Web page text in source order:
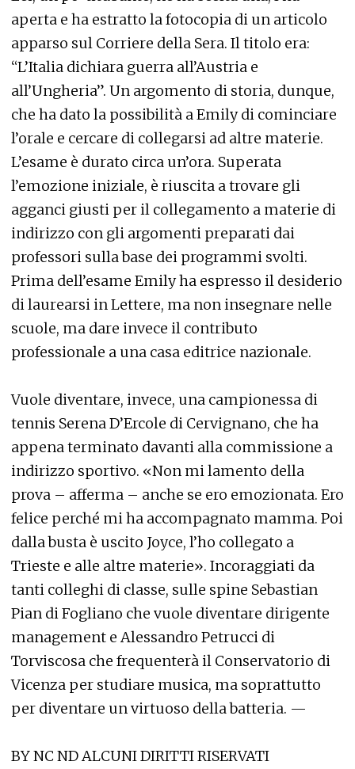
aperta e ha estratto la fotocopia di un articolo
apparso sul Corriere della Sera. Il titolo era:
“L’Italia dichiara guerra all’Austria e
all’Ungheria”. Un argomento di storia, dunque,
che ha dato la possibilità a Emily di cominciare
l’orale e cercare di collegarsi ad altre materie.
L’esame è durato circa un’ora. Superata
l’emozione iniziale, è riuscita a trovare gli
agganci giusti per il collegamento a materie di
indirizzo con gli argomenti preparati dai
professori sulla base dei programmi svolti.
Prima dell’esame Emily ha espresso il desiderio
di laurearsi in Lettere, ma non insegnare nelle
scuole, ma dare invece il contributo
professionale a una casa editrice nazionale.
Vuole diventare, invece, una campionessa di
tennis Serena D’Ercole di Cervignano, che ha
appena terminato davanti alla commissione a
indirizzo sportivo. «Non mi lamento della
prova – afferma – anche se ero emozionata. Ero
felice perché mi ha accompagnato mamma. Poi
dalla busta è uscito Joyce, l’ho collegato a
Trieste e alle altre materie». Incoraggiati da
tanti colleghi di classe, sulle spine Sebastian
Pian di Fogliano che vuole diventare dirigente
management e Alessandro Petrucci di
Torviscosa che frequenterà il Conservatorio di
Vicenza per studiare musica, ma soprattutto
per diventare un virtuoso della batteria. —
BY NC ND ALCUNI DIRITTI RISERVATI